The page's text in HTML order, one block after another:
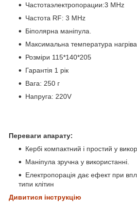
Частотаэлектропорации:3 МHz
Частота RF: 3 МHz
Біполярна маніпула.
Максимальна температура
Розміри 115*140*205
Гарантія 1 рік
Вага: 250 г
Напруга: 220V
Переваги апарату:
Кербі компактний і простий у
Маніпула зручна у використанні.
Електропорація дає ефект при
типи клітин
Дивитися інструкцію